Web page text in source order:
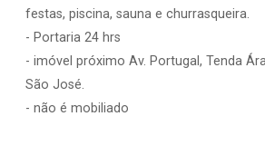
festas, piscina, sauna e churrasqueira.
- Portaria 24 hrs
- imóvel próximo Av. Portugal, Tenda
São José.
- não é mobiliado